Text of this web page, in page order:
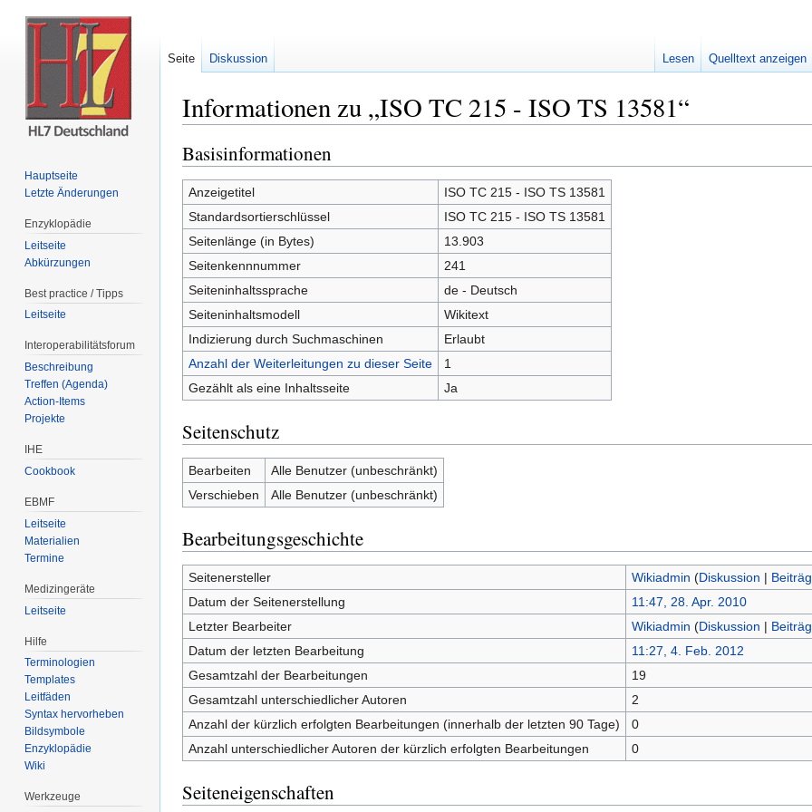
Informationen zu „ISO TC 215 - ISO TS 13581“
Basisinformationen
Anzeigetitel
ISO TC 215 - ISO TS 13581
Standardsortierschlüssel
ISO TC 215 - ISO TS 13581
Seitenlänge (in Bytes)
13.903
Seitenkennnummer
241
Seiteninhaltssprache
de - Deutsch
Seiteninhaltsmodell
Wikitext
Indizierung durch Suchmaschinen
Erlaubt
Anzahl der Weiterleitungen zu dieser Seite
1
Gezählt als eine Inhaltsseite
Ja
Seitenschutz
Bearbeiten
Alle Benutzer (unbeschränkt)
Verschieben
Alle Benutzer (unbeschränkt)
Bearbeitungsgeschichte
Seitenersteller Wikiadmin (Diskussion |
Datum der Seitenerstellung
11:47, 28. Apr. 2010
Letzter Bearbeiter
Wikiadmin (Diskussion |
Datum der letzten Bearbeitung
11:27, 4. Feb. 2012
Gesamtzahl der Bearbeitungen
19
Gesamtzahl unterschiedlicher Autoren
2
Anzahl der kürzlich erfolgten Bearbeitungen (innerhalb der letzten 90 Tage)
0
Anzahl unterschiedlicher Autoren der kürzlich erfolgten Bearbeitungen
0
Seiteneigenschaften
Seite Diskussion Lesen Quelltext anzeigen
Hauptseite
Letzte Änderungen
Enzyklopädie
Leitseite
Abkürzungen
Best practice / Tipps
Leitseite
Interoperabilitätsforum
Beschreibung
Treffen (Agenda)
Action-Items
Projekte
IHE
Cookbook
EBMF
Leitseite
Materialien
Termine
Medizingeräte
Leitseite
Hilfe
Terminologien
Templates
Leitfäden
Syntax hervorheben
Bildsymbole
Enzyklopädie
Wiki
Werkzeuge